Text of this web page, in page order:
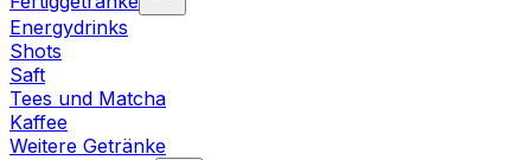
Energydrinks
Shots
Saft
Tees und Matcha
Kaffee
Weitere Getränke